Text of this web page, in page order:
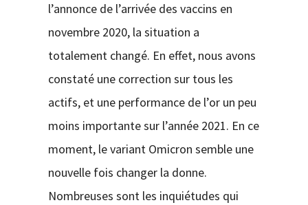
l’annonce de l’arrivée des vaccins en
novembre 2020, la situation a
totalement changé. En effet, nous avons
constaté une correction sur tous les
actifs, et une performance de l’or un peu
moins importante sur l’année 2021. En ce
moment, le variant Omicron semble une
nouvelle fois changer la donne.
Nombreuses sont les inquiétudes qui